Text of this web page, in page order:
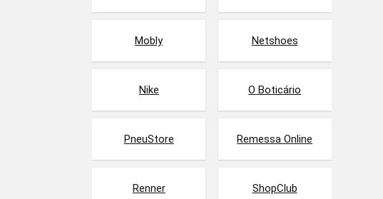
Mobly Netshoes
Nike O Boticário
PneuStore Remessa Online
Renner ShopClub